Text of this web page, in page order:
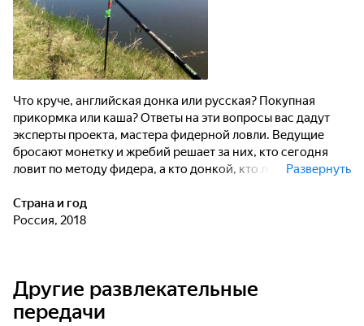
Что круче, английская донка или русская? Покупная
прикормка или каша? Ответы на эти вопросы вас дадут
эксперты проекта, мастера фидерной ловли. Ведущие
бросают монетку и жребий решает за них, кто сегодня
ловит по методу фидера, а кто донкой, кто ловит на
могут быть самые неожиданные.
Развернуть
Страна и год
Россия, 2018
Другие развлекательные
передачи